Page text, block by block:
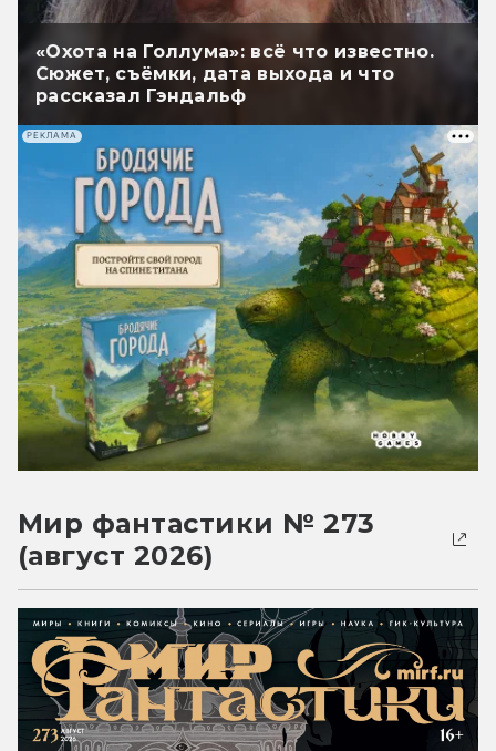
«Охота на Голлума»: всё что известно.
Сюжет, съёмки, дата выхода и что
рассказал Гэндальф
РЕКЛАМА
Мир фантастики № 273
(август 2026)